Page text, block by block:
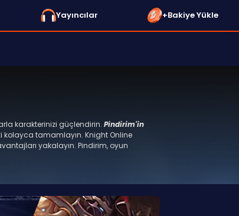
Yayıncılar +Bakiye Yükle
karakterinizi güçlendirin.Pindirim'in
kolayca tamamlayın. Knight Online
yakalayın. Pindirim, oyun